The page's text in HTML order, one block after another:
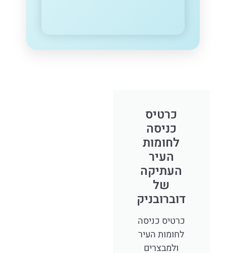
כרטיס
כניסה
לחומות
העיר
העתיקה
של
דוברובניק
כרטיס כניסה
לחומות העיר
ולמבצרים